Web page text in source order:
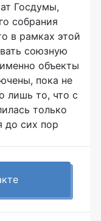
Госдумы,
собрания
в рамках этой
союзную
объекты
пока не
лишь то, что с
только
до сих пор